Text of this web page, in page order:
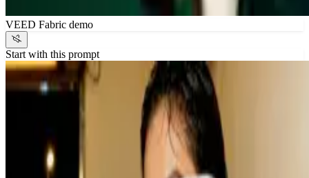
VEED Fabric demo
Start with this prompt